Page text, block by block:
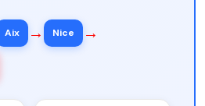
Aix → Nice →